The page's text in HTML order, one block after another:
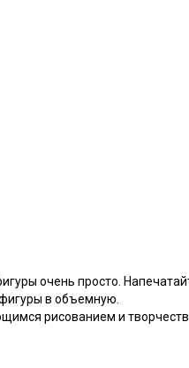
очень просто.
в объемную.
рисованием и